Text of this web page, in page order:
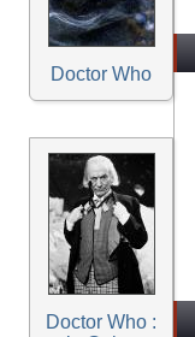
Doctor Who
Doctor Who :